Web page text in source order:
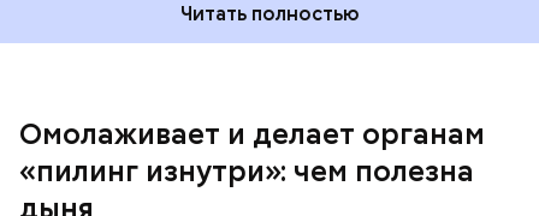
Читать полностью
Омолаживает и делает органам
«пилинг изнутри»: чем полезна
дыня
кремний — укрепляет кости, зубы, волосы и
ногти и оказывает омолаживающее действие;
клетчатка — достаточно нежная и забирает
излишки холестерина, сахара и соли тяжелых